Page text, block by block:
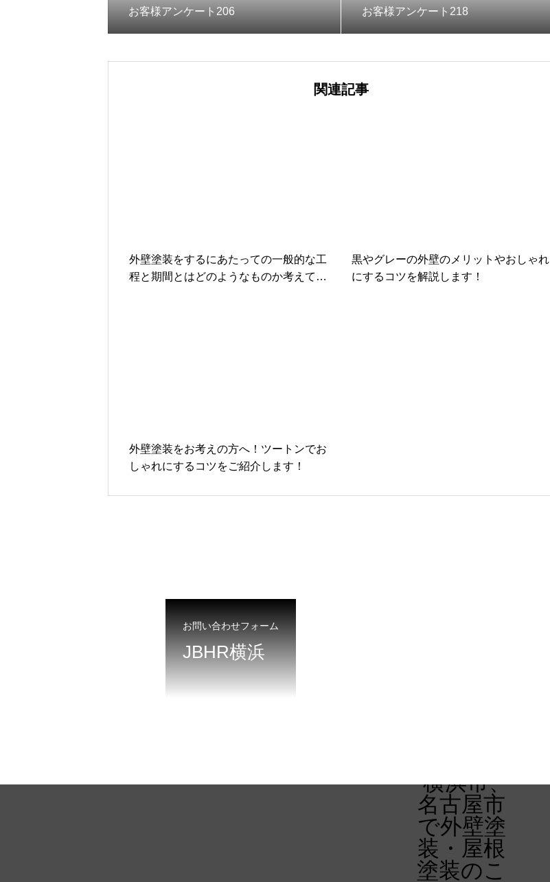
お客様アンケート206 お客様アンケート218
関連記事
外壁塗装をするにあたっての一般的な工
程と期間とはどのようなものか考えてい
黒やグレーの外壁のメリットやおしゃれ
にするコツを解説します！
外壁塗装をお考えの方へ！ツートンでお
しゃれにするコツをご紹介します！
お問い合わせフォーム
JBHR横浜